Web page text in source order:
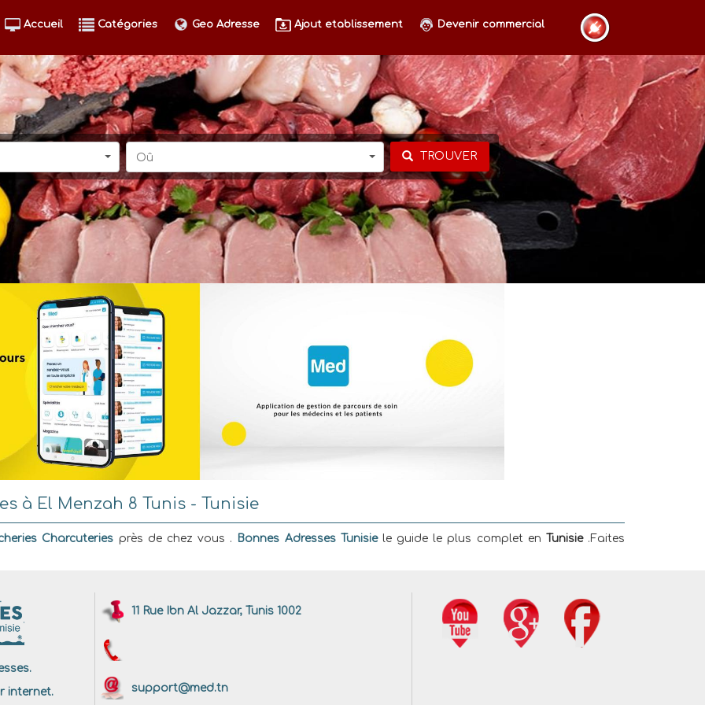
Accueil Catégories Geo Adresse Ajout etablissement Devenir commercial
Oû TROUVER
à El Menzah 8 Tunis - Tunisie
Charcuteries près de chez vous . Bonnes Adresses Tunisie le guide le plus complet en Tunisie.Faites
internet.
11 Rue Ibn Al Jazzar, Tunis 1002
support@med.tn